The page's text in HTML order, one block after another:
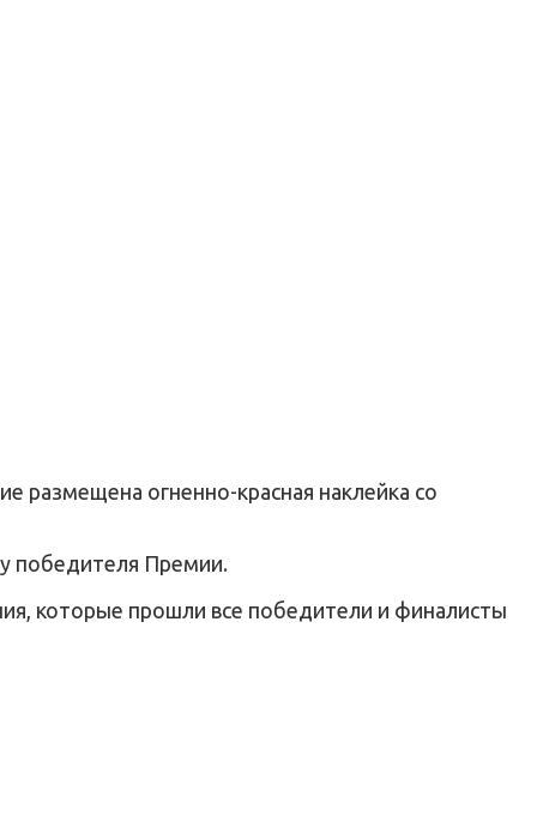
размещена огненно-красная наклейка со
победителя Премии.
которые прошли все победители и финалисты